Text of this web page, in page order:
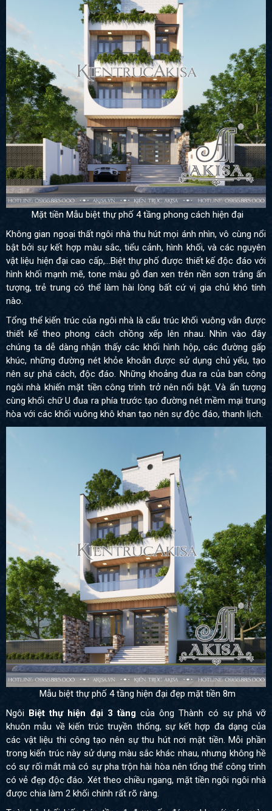
Mặt tiền Mẫu biệt thự phố 4 tầng phong cách hiện đại
Không gian ngoại thất ngôi nhà thu hút mọi ánh nhìn, vô cùng nổi
bật bởi sự kết hợp màu sắc, tiểu cảnh, hình khối, và các nguyên
vật liệu hiện đại cao cấp,…Biệt thự phố được thiết kế độc đáo với
hình khối mạnh mẽ, tone màu gỗ đan xen trên nền sơn trắng ấn
tượng, trẻ trung có thể làm hài lòng bất cứ vị gia chủ khó tính
nào.
Tổng thể kiến trúc của ngôi nhà là cấu trúc khối vuông vắn được
thiết kế theo phong cách chồng xếp lên nhau. Nhìn vào đây
chúng ta dễ dàng nhận thấy các khối hình hộp, các đường gấp
khúc, những đường nét khỏe khoắn được sử dụng chủ yếu, tạo
nên sự phá cách, độc đáo. Những khoảng đua ra của ban công
ngôi nhà khiến mặt tiền công trình trở nên nổi bật. Và ấn tượng
cùng khối chữ U đua ra phía trước tạo đường nét mềm mại trung
hòa với các khối vuông khô khan tạo nên sự độc đáo, thanh lịch.
Mẫu biệt thự phố 4 tầng hiện đại đẹp mặt tiền 8m
Ngôi Biệt thự hiện đại 3 tầngcủa ông Thành có sự phá vỡ
khuôn mẫu về kiến trúc truyền thống, sự kết hợp đa dạng của
các vật liệu thi công tạo nên sự thu hút nơi mặt tiền. Mỗi phần
trong kiến trúc này sử dụng màu sắc khác nhau, nhưng không hề
có sự rối mắt mà có sự pha trộn hài hòa nên tổng thể công trình
có vẻ đẹp độc đáo. Xét theo chiều ngang, mặt tiền ngôi ngôi nhà
được chia làm 2 khối chính rất rõ ràng.